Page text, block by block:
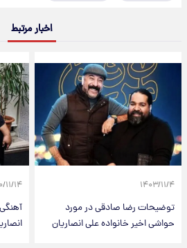
اخبار مرتبط
۱۴۰۳/۱۱/۴
توضیحات رضا صادقی در مورد
حواشی اخیر خانواده علی انصاریان
۱۴۰۰/